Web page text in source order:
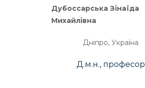
Дубоссарська Зінаїда
Михайлівна
Дніпро, Україна
Д.м.н., професор